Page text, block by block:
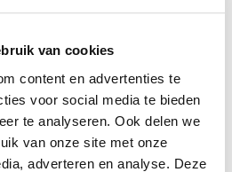
van cookies
content en advertenties te
voor social media te bieden
te analyseren. Ook delen we
van onze site met onze
adverteren en analyse. Deze